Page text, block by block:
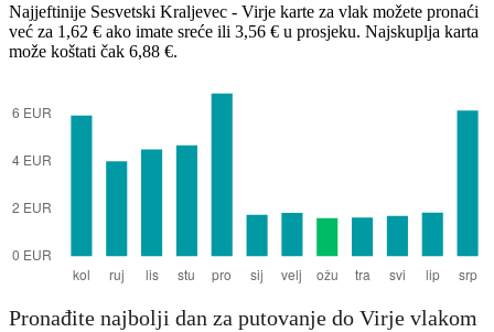
Najjeftinije Sesvetski Kraljevec - Virje karte za vlak možete pronaći
već za 1,62 € ako imate sreće ili 3,56 € u prosjeku. Najskuplja karta
može koštati čak 6,88 €.
Pronađite najbolji dan za putovanje do Virje vlakom